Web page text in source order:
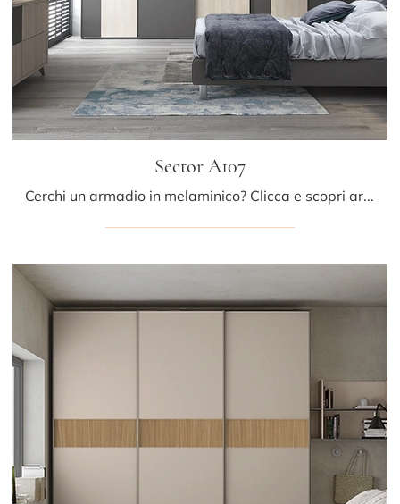
Sector A107
Cerchi un armadio in melaminico? Clicca e scopri armadi su misura con ante scorrevoli di Colombini Casa.